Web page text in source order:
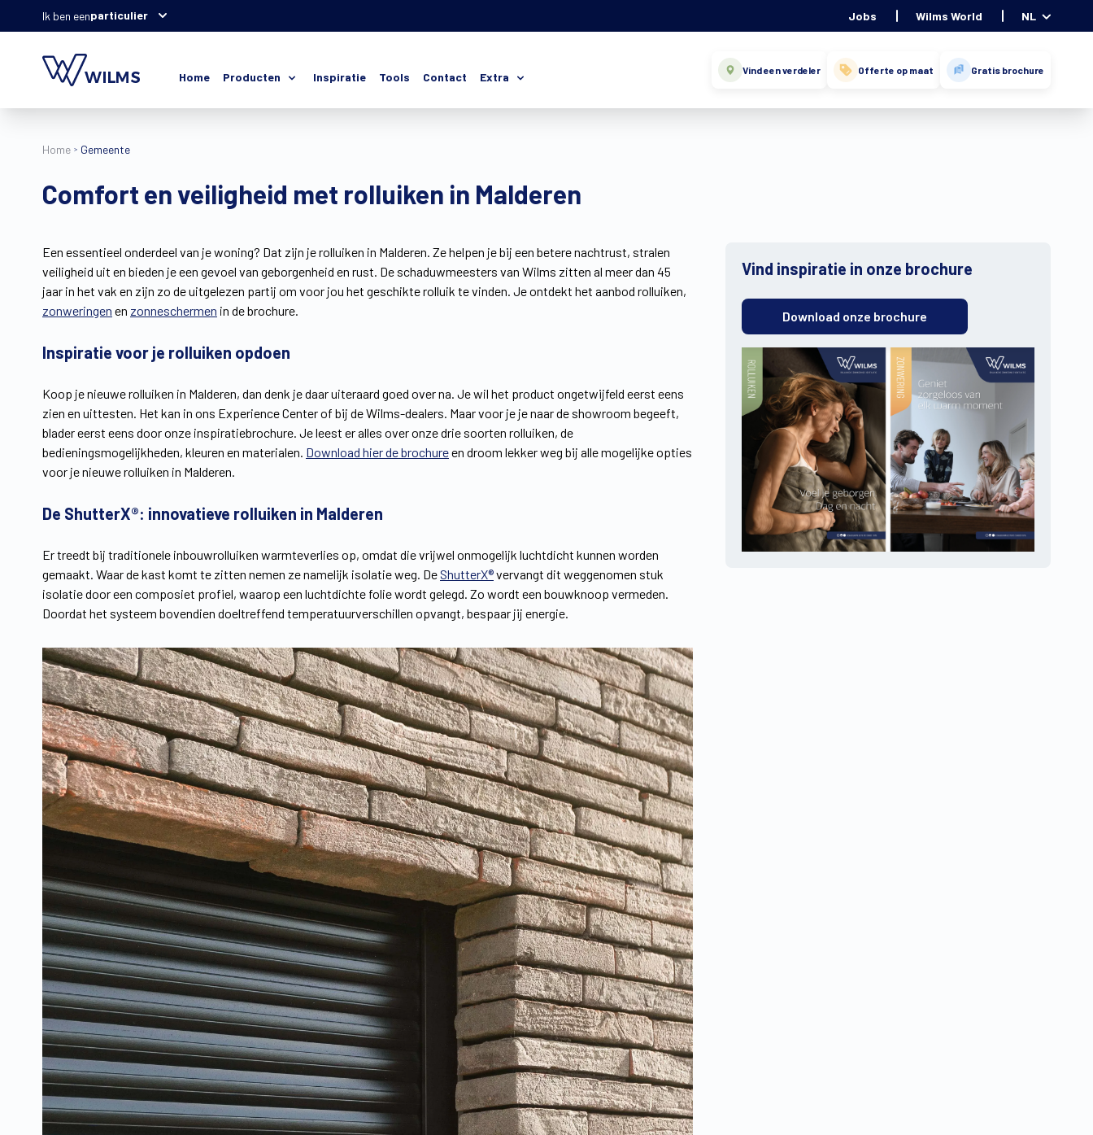
Ik ben eenparticulier Jobs Wilms World NL
Home Producten Inspiratie Tools Contact Extra Vind een verdeler Offerte op maat Gratis brochure
Home Gemeente
Comfort en veiligheid met rolluiken in Malderen
Een essentieel onderdeel van je woning? Dat zijn je rolluiken in Malderen. Ze helpen je bij een betere nachtrust, stralen
veiligheid uit en bieden je een gevoel van geborgenheid en rust. De schaduwmeesters van Wilms zitten al meer dan 45
jaar in het vak en zijn zo de uitgelezen partij om voor jou het geschikte rolluik te vinden. Je ontdekt het aanbod rolluiken,
zonweringen en zonneschermen in de brochure.
Inspiratie voor je rolluiken opdoen
Koop je nieuwe rolluiken in Malderen, dan denk je daar uiteraard goed over na. Je wil het product ongetwijfeld eerst eens
zien en uittesten. Het kan in ons Experience Center of bij de Wilms-dealers. Maar voor je je naar de showroom begeeft,
blader eerst eens door onze inspiratiebrochure. Je leest er alles over onze drie soorten rolluiken, de
bedieningsmogelijkheden, kleuren en materialen. Download hier de brochureen droom lekker weg bij alle mogelijke opties
voor je nieuwe rolluiken in Malderen.
De ShutterX®: innovatieve rolluiken in Malderen
Er treedt bij traditionele inbouwrolluiken warmteverlies op, omdat die vrijwel onmogelijk luchtdicht kunnen worden
gemaakt. Waar de kast komt te zitten nemen ze namelijk isolatie weg. DeShutterX®vervangt dit weggenomen stuk
isolatie door een composiet profiel, waarop een luchtdichte folie wordt gelegd. Zo wordt een bouwknoop vermeden.
Doordat het systeem bovendien doeltreffend temperatuurverschillen opvangt, bespaar jij energie.
Vind inspiratie in onze brochure
Download onze brochure